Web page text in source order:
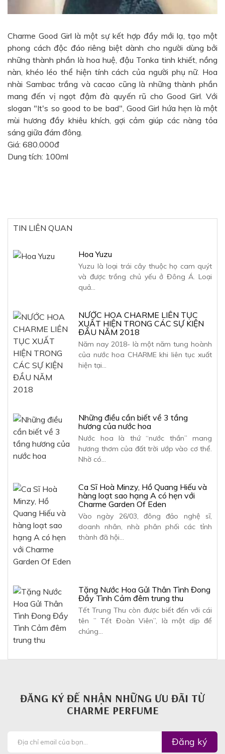
Charme Good Girl là một sự kết hợp đầy mới lạ, tạo một
phong cách độc đáo riêng biệt dành cho người dùng bởi
những thành phần là hoa huệ, đậu Tonka tinh khiết, nồng
nàn, khéo léo thể hiện tính cách của người phụ nữ. Hoa
nhài Sambac trắng và cacao cũng là những thành phần
mang đến vị ngọt đậm đà quyến rũ cho Good Girl. Với
slogan "It's so good to be bad", Good Girl hứa hẹn là một
mùi hương đầy khiêu khích, gợi cảm giúp các nàng tỏa
sáng giữa đám đông.
Giá: 680.000đ
Dung tích: 100ml
TIN LIÊN QUAN
Hoa Yuzu
Yuzu là loại trái cây thuộc họ cam quýt
và được trồng chủ yếu ở Đông Á. Loại
quả…
NƯỚC HOA CHARME LIÊN TỤC
XUẤT HIỆN TRONG CÁC SỰ KIỆN
ĐẦU NĂM 2018
Năm nay 2018- là một năm tung hoành
của nước hoa CHARME khi liên tục xuất
hiện tại…
Những điều cần biết về 3 tầng
hương của nước hoa
Nước hoa là thứ “nước thần” mang
hương thơm của đất trời ướp vào cơ thể.
Nhờ có…
Ca Sĩ Hoà Minzy, Hồ Quang Hiếu và
hàng loạt sao hạng A có hẹn với
Charme Garden Of Eden
Vào ngày 26/03, đông đảo nghệ sĩ,
doanh nhân, nhà phân phối các tỉnh
thành đã hội…
Tặng Nước Hoa Gửi Thân Tình Đong
Đầy Tình Cảm đêm trung thu
Tết Trung Thu còn được biết đến với cái
tên ” Tết Đoàn Viên”, là một dịp để
chúng…
ĐĂNG KÝ ĐỂ NHẬN NHỮNG ƯU ĐÃI TỪ
CHARME PERFUME
Đăng ký